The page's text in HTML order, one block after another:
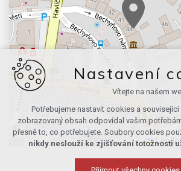
Leaflet
Nastavení
Vítejte na našem
Potřebujeme nastavit cookies a
zobrazovaný obsah odpovídal vašim
přesně to, co potřebujete. Soubory cookies
nikdy neslouží ke zjišťování totožnosti